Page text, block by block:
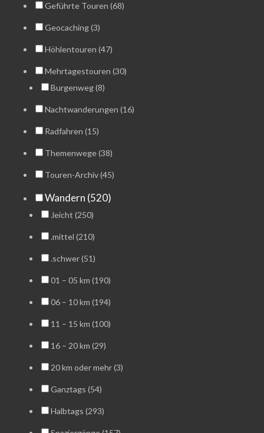
Geführte Touren (68)
Geocaching (3)
Höhlentouren (47)
Mehrtagestouren (30)
Burgenweg (8)
Nachtwanderungen (16)
Radfahren (15)
Themenwege (38)
Touren-Archiv (45)
Wandern (520)
.leicht (250)
.mittel (210)
.schwer (51)
01 – 05 km (190)
06 – 10 km (194)
11 – 15 km (100)
16 – 20 km (29)
20 km oder mehr (3)
Ganztags (54)
Halbtags (293)